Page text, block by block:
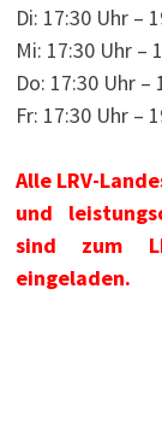
Di: 17:30 Uhr –
Mi: 17:30 Uhr –
Do: 17:30 Uhr
Fr: 17:30 Uhr –
Alle LRV-
und
sind zum
eingeladen.